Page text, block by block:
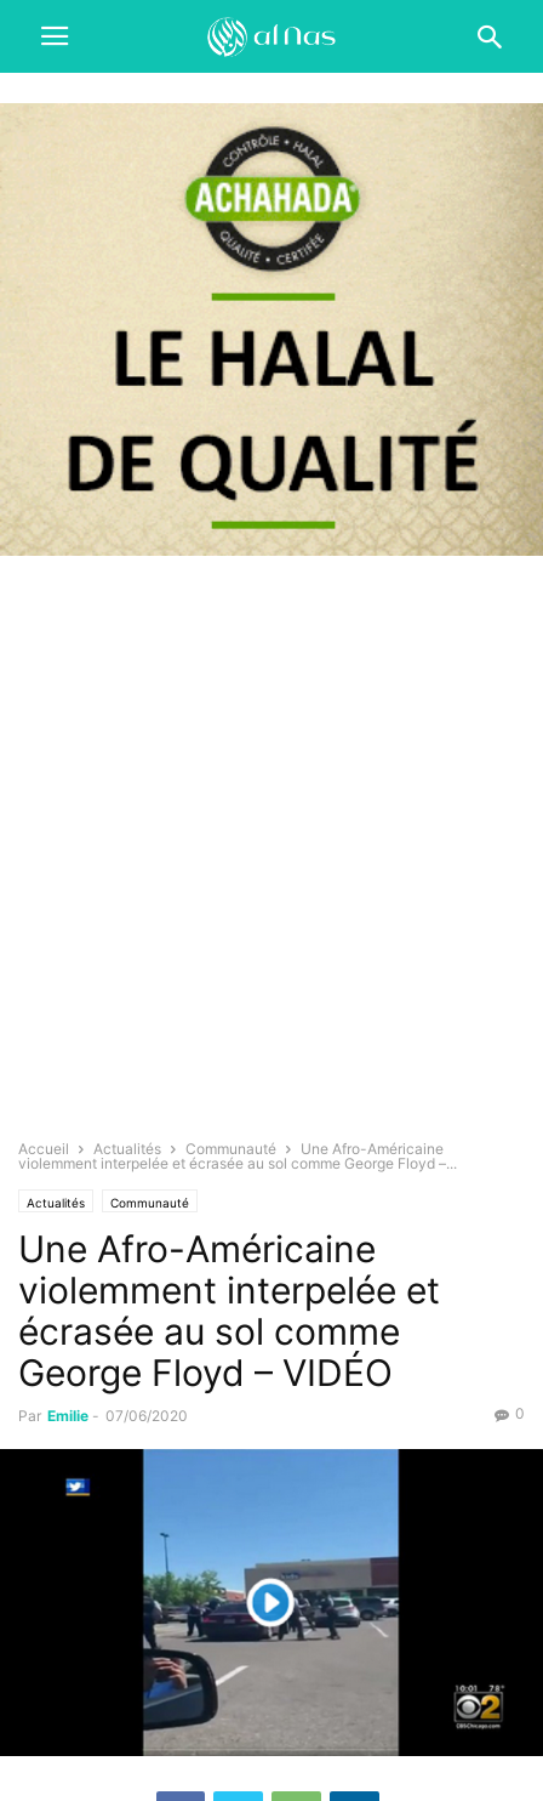
Accueil Actualités Communauté
Une Afro-Américaine
violemment interpelée et écrasée au sol comme George Floyd –...
Actualités Communauté
Une Afro-Américaine
violemment interpelée et
écrasée au sol comme
George Floyd – VIDÉO
Par Emilie - 07/06/2020 0